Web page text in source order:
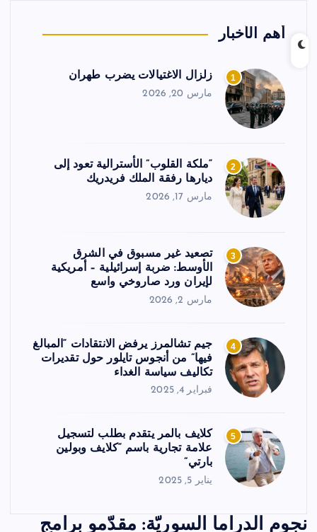
أهم الأخبار
1 زلزال الاغتيالات يضرب طهران
مارس 20, 2026
2
“ملكة القلوب” الأسترالية تعود إلى
ديارها رفقة الملك فريدريك
مارس 17, 2026
3
تصعيد غير مسبوق في الشرق
الأوسط: ضربة إسرائيلية – أمريكية
لإيران ورد صاروخي واسع
مارس 2, 2026
4
جيم تشالمرز يرفض الانتقادات “المبالغ
فيها” من أنجوس تايلور حول تقديرات
تكاليف سياسة الغداء
فبراير 4, 2025
5
كلايف بالمر يتقدم بطلب لتسجيل
علامة تجارية باسم “كلايف وبولين
بارتي”
يناير 5, 2025
نجوم الدراما السوريّة: مقدّمو برامج